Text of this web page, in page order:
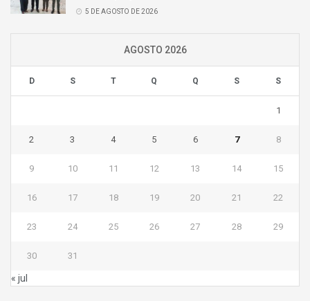
5 DE AGOSTO DE 2026
AGOSTO 2026
D S T Q Q S S
1
2 3 4 5 6 7 8
9 10 11 12 13 14 15
16 17 18 19 20 21 22
23 24 25 26 27 28 29
30 31
« jul